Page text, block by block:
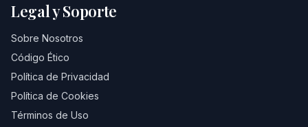
Legal y Soporte
Sobre Nosotros
Código Ético
Política de Privacidad
Política de Cookies
Términos de Uso